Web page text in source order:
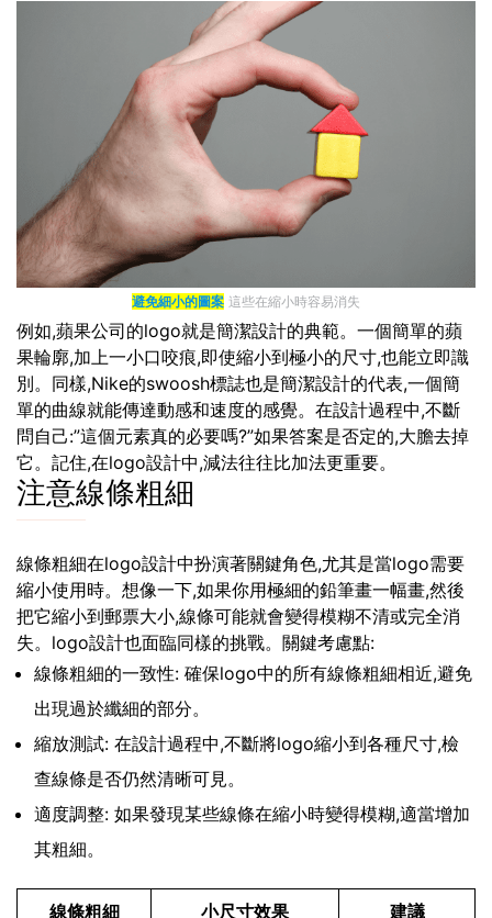
避免細小的圖案 這些在縮小時容易消失
例如,蘋果公司的logo就是簡潔設計的典範。一個簡單的蘋
果輪廓,加上一小口咬痕,即使縮小到極小的尺寸,也能立即識
別。同樣,Nike的swoosh標誌也是簡潔設計的代表,一個簡
單的曲線就能傳達動感和速度的感覺。在設計過程中,不斷
問自己:”這個元素真的必要嗎?”如果答案是否定的,大膽去掉
它。記住,在logo設計中,減法往往比加法更重要。
注意線條粗細
線條粗細在logo設計中扮演著關鍵角色,尤其是當logo需要
縮小使用時。想像一下,如果你用極細的鉛筆畫一幅畫,然後
把它縮小到郵票大小,線條可能就會變得模糊不清或完全消
失。logo設計也面臨同樣的挑戰。關鍵考慮點:
線條粗細的一致性: 確保logo中的所有線條粗細相近,避免
出現過於纖細的部分。
縮放測試: 在設計過程中,不斷將logo縮小到各種尺寸,檢
查線條是否仍然清晰可見。
適度調整: 如果發現某些線條在縮小時變得模糊,適當增加
其粗細。
線條粗細 小尺寸效果 建議